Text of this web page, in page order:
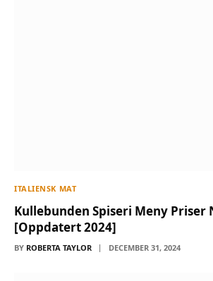
ITALIENSK MAT
Kullebunden Spiseri Meny Priser
[Oppdatert 2024]
BY ROBERTA TAYLOR DECEMBER 31, 2024